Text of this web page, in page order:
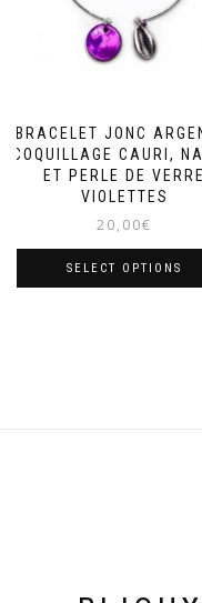
BRACELET JONC
COQUILLAGE CAURI,
ET PERLE DE VERRE
VIOLETTES
20,00€
SELECT OPTIONS